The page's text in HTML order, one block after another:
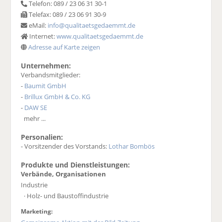
Telefon: 089 / 23 06 31 30-1
Telefax: 089 / 23 06 91 30-9
eMail: info@qualitaetsgedaemmt.de
Internet:www.qualitaetsgedaemmt.de
Adresse auf Karte zeigen
Unternehmen:
Verbandsmitglieder:
- Baumit GmbH
- Brillux GmbH & Co. KG
- DAW SE
mehr ...
Personalien:
- Vorsitzender des Vorstands: Lothar Bombös
Produkte und Dienstleistungen:
Verbände, Organisationen
Industrie
· Holz- und Baustoffindustrie
Marketing: